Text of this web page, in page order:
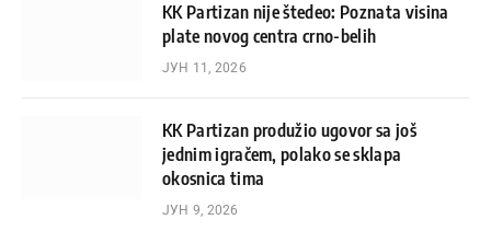
KK Partizan nije štedeo: Poznata visina
plate novog centra crno-belih
ЈУН 11, 2026
KK Partizan produžio ugovor sa još
jednim igračem, polako se sklapa
okosnica tima
ЈУН 9, 2026